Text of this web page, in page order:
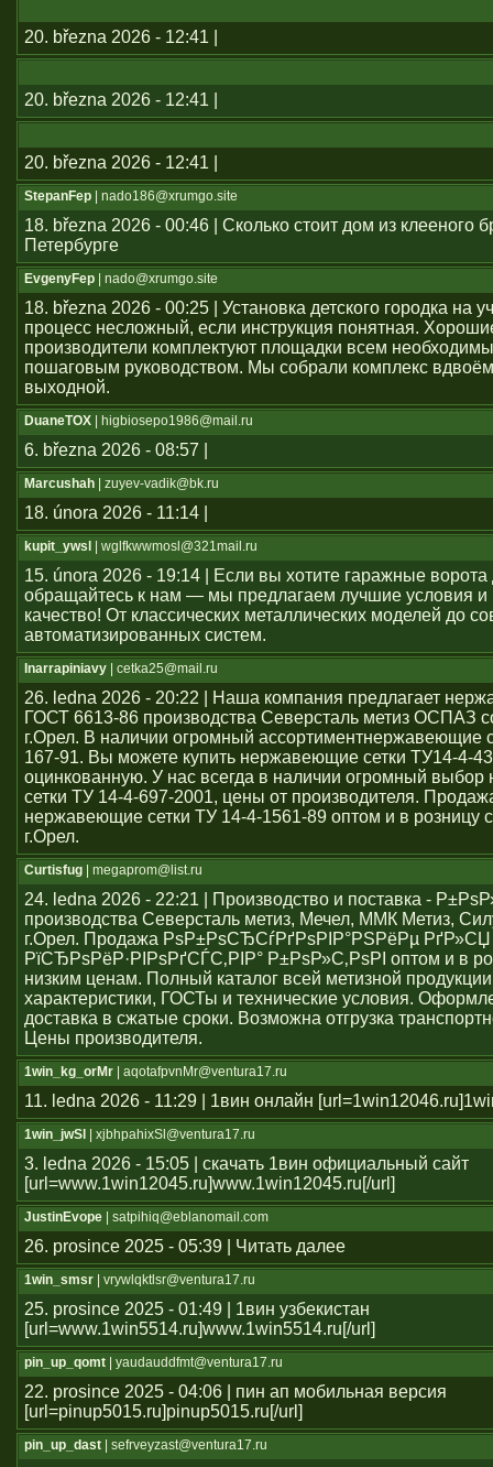
20. března 2026 - 12:41 |
20. března 2026 - 12:41 |
20. března 2026 - 12:41 |
StepanFep | nado186@xrumgo.site
18. března 2026 - 00:46 | Сколько стоит дом из клееного
Петербурге
EvgenyFep | nado@xrumgo.site
18. března 2026 - 00:25 | Установка детского городка на
процесс несложный, если инструкция понятная.
производители комплектуют площадки всем
пошаговым руководством. Мы собрали комплекс
выходной.
DuaneTOX | higbiosepo1986@mail.ru
6. března 2026 - 08:57 |
Marcushah | zuyev-vadik@bk.ru
18. února 2026 - 11:14 |
kupit_ywsl | wglfkwwmosl@321mail.ru
15. února 2026 - 19:14 | Если вы хотите гаражные
обращайтесь к нам — мы предлагаем лучшие условия и
качество! От классических металлических моделей до
автоматизированных систем.
Inarrapiniavy | cetka25@mail.ru
26. ledna 2026 - 20:22 | Наша компания предлагает
ГОСТ 6613-86 производства Северсталь метиз ОСПАЗ
г.Орел. В наличии огромный ассортиментнержавеющие
167-91. Вы можете купить нержавеющие сетки ТУ14-4-
оцинкованную. У нас всегда в наличии огромный
сетки ТУ 14-4-697-2001, цены от производителя.
нержавеющие сетки ТУ 14-4-1561-89 оптом и в розницу
г.Орел.
Curtisfug | megaprom@list.ru
24. ledna 2026 - 22:21 | Производство и поставка -
производства Северсталь метиз, Мечел, ММК Метиз,
г.Орел. Продажа РѕР±РѕСЂСѓРґРѕРІР°РЅРёРµ РґР»СЏ
РїСЂРѕРёР·РІРѕРґСЃС‚РІР° Р±РѕР»С‚РѕРІ оптом и в
низким ценам. Полный каталог всей метизной
характеристики, ГОСТы и технические условия.
доставка в сжатые сроки. Возможна отгрузка
Цены производителя.
1win_kg_orMr | aqotafpvnMr@ventura17.ru
11. ledna 2026 - 11:29 | 1вин онлайн
1win_jwSl | xjbhpahixSl@ventura17.ru
3. ledna 2026 - 15:05 | скачать 1вин официальный сайт
[url=www.1win12045.ru]www.1win12045.ru[/url]
JustinEvope | satpihiq@eblanomail.com
26. prosince 2025 - 05:39 | Читать далее
1win_smsr | vrywlqktlsr@ventura17.ru
25. prosince 2025 - 01:49 | 1вин узбекистан
[url=www.1win5514.ru]www.1win5514.ru[/url]
pin_up_qomt | yaudauddfmt@ventura17.ru
22. prosince 2025 - 04:06 | пин ап мобильная версия
[url=pinup5015.ru]pinup5015.ru[/url]
pin_up_dast | sefrveyzast@ventura17.ru